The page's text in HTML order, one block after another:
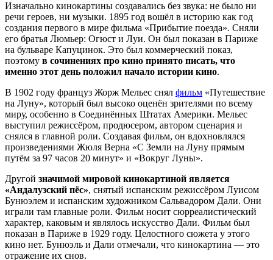
Изначально кинокартины создавались без звука: не было ни
речи героев, ни музыки. 1895 год вошёл в историю как год
создания первого в мире фильма «Прибытие поезда». Сняли
его братья Люмьер: Огюст и Луи. Он был показан в Париже
на бульваре Капуцинок. Это был коммерческий показ,
поэтому в сочинениях про кино принято писать, что
именно этот день положил начало истории кино.
В 1902 году француз Жорж Мельес снял фильм «Путешествие
на Луну», который был высоко оценён зрителями по всему
миру, особенно в Соединённых Штатах Америки. Мельес
выступил режиссёром, продюсером, автором сценария и
снялся в главной роли. Создавая фильм, он вдохновлялся
произведениями Жюля Верна «С Земли на Луну прямым
путём за 97 часов 20 минут» и «Вокруг Луны».
Другой значимой мировой кинокартиной является
«Андалузский пёс», снятый испанским режиссёром Луисом
Бунюэлем и испанским художником Сальвадором Дали. Они
играли там главные роли. Фильм носит сюрреалистический
характер, каковым и являлось искусство Дали. Фильм был
показан в Париже в 1929 году. Целостного сюжета у этого
кино нет. Бунюэль и Дали отмечали, что кинокартина — это
отражение их снов.